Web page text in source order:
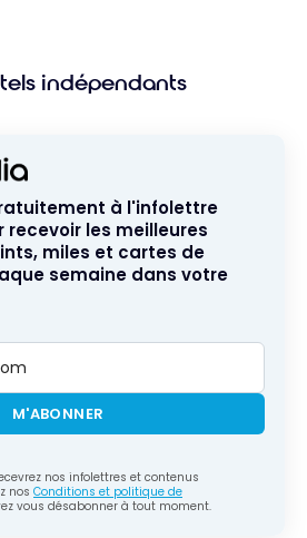
indépendants
à l'infolettre
recevoir les meilleures
miles et cartes de
semaine dans votre
M'ABONNER
nos infolettres et contenus
nos Conditions et politique de
vous désabonner à tout moment.